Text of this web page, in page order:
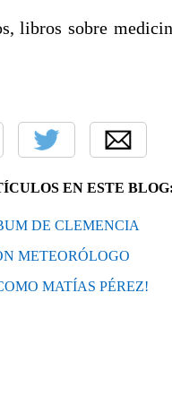
libros sobre
EN ESTE BLOG:
DE CLEMENCIA
METEORÓLOGO
MATÍAS PÉREZ!